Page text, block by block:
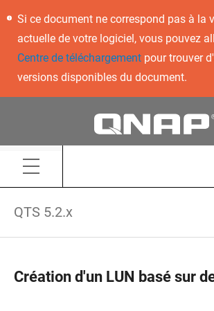
Si ce document ne correspond pas à la
actuelle de votre logiciel, vous pouvez
Centre de téléchargementpour trouver
versions disponibles du document.
QTS 5.2.x
Création d'un LUN basé sur